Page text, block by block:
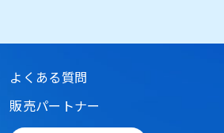
よくある質問
販売パートナー